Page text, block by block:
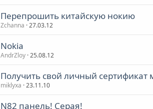
Перепрошить китайскую нокию
Zchanna 27.03.12
Nokia
AndrZloy 25.08.12
Получить свой личный сертификат
miklyxa 23.11.10
N82 панель! Серая!